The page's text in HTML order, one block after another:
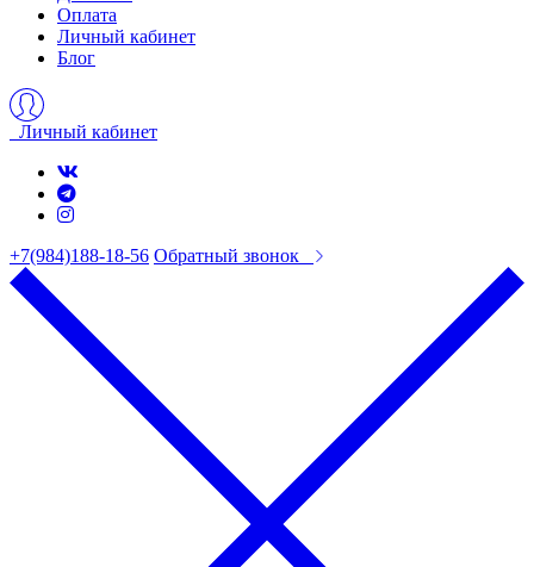
Оплата
Личный кабинет
Блог
Личный кабинет
+7(984)188-18-56 Обратный звонок